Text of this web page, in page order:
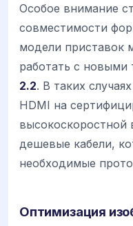
Особое внимание
совместимости
модели приставок
работать с новыми
2.2. В таких
HDMI на
высокоскоростной
дешевые кабели,
необходимые
Оптимизация